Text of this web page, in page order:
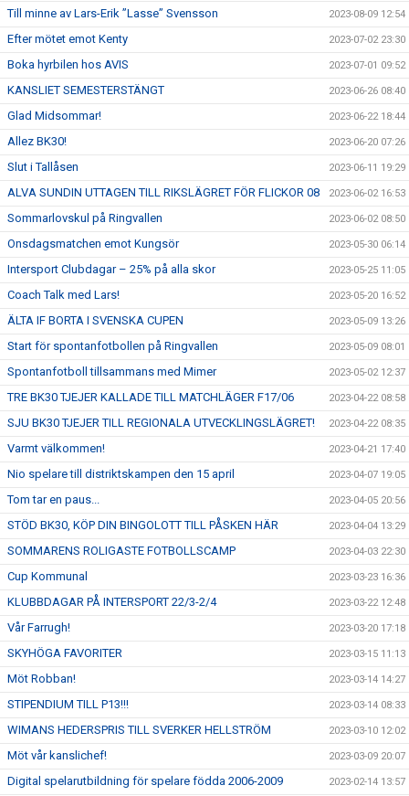
Till minne av Lars-Erik ”Lasse” Svensson 2023-08-09 12:54
Efter mötet emot Kenty 2023-07-02 23:30
Boka hyrbilen hos AVIS 2023-07-01 09:52
KANSLIET SEMESTERSTÄNGT 2023-06-26 08:40
Glad Midsommar! 2023-06-22 18:44
Allez BK30! 2023-06-20 07:26
Slut i Tallåsen 2023-06-11 19:29
ALVA SUNDIN UTTAGEN TILL RIKSLÄGRET FÖR FLICKOR 08 2023-06-02 16:53
Sommarlovskul på Ringvallen 2023-06-02 08:50
Onsdagsmatchen emot Kungsör 2023-05-30 06:14
Intersport Clubdagar – 25% på alla skor 2023-05-25 11:05
Coach Talk med Lars! 2023-05-20 16:52
ÄLTA IF BORTA I SVENSKA CUPEN 2023-05-09 13:26
Start för spontanfotbollen på Ringvallen 2023-05-09 08:01
Spontanfotboll tillsammans med Mimer 2023-05-02 12:37
TRE BK30 TJEJER KALLADE TILL MATCHLÄGER F17/06 2023-04-22 08:58
SJU BK30 TJEJER TILL REGIONALA UTVECKLINGSLÄGRET! 2023-04-22 08:35
Varmt välkommen! 2023-04-21 17:40
Nio spelare till distriktskampen den 15 april 2023-04-07 19:05
Tom tar en paus... 2023-04-05 20:56
STÖD BK30, KÖP DIN BINGOLOTT TILL PÅSKEN HÄR 2023-04-04 13:29
SOMMARENS ROLIGASTE FOTBOLLSCAMP 2023-04-03 22:30
Cup Kommunal 2023-03-23 16:36
KLUBBDAGAR PÅ INTERSPORT 22/3-2/4 2023-03-22 12:48
Vår Farrugh! 2023-03-20 17:18
SKYHÖGA FAVORITER 2023-03-15 11:13
Möt Robban! 2023-03-14 14:27
STIPENDIUM TILL P13!!! 2023-03-14 08:33
WIMANS HEDERSPRIS TILL SVERKER HELLSTRÖM 2023-03-10 12:02
Möt vår kanslichef! 2023-03-09 20:07
Digital spelarutbildning för spelare födda 2006-2009 2023-02-14 13:57